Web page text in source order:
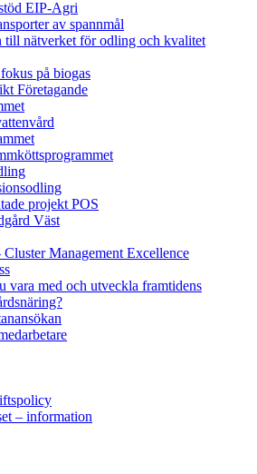
EIP-Agri
av spannmål
till nätverket för odling och kvalitet
på biogas
Företagande
projekt POS
Väst
Cluster Management Excellence
vara med och utveckla framtidens
– information